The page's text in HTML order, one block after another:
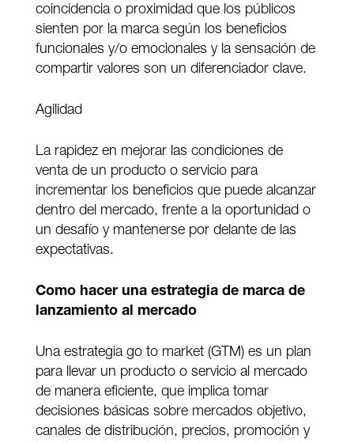
coincidencia o proximidad que los públicos
sienten por la marca según los beneficios
funcionales y/o emocionales y la sensación de
compartir valores son un diferenciador clave.
Agilidad
La rapidez en mejorar las condiciones de
venta de un producto o servicio para
incrementar los beneficios que puede alcanzar
dentro del mercado, frente a la oportunidad o
un desafío y mantenerse por delante de las
expectativas.
Como hacer una estrategia de marca de
lanzamiento al mercado
Una estrategia go to market (GTM) es un plan
para llevar un producto o servicio al mercado
de manera eficiente, que implica tomar
decisiones básicas sobre mercados objetivo,
canales de distribución, precios, promoción y